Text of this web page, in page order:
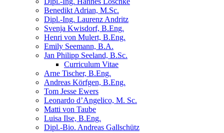
Benedikt Adrian, M.Sc.
Dipl.-Ing. Laurenz Andritz
Svenja Kwisdorf, B.Eng.
Henri von Mulert, B.Eng.
Emily Seemann, B.A.
Jan Philipp Seeland, B.Sc.
Curriculum Vitae
Arne Tischer, B.Eng.
Andreas Körfgen, B.Eng.
Tom Jesse Ewers
Leonardo d’Angelico, M. Sc.
Matti von Taube
Luisa Ilse, B.Eng.
Dipl.-Bio. Andreas Gallschütz